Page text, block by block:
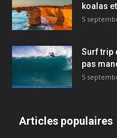
koalas
5
Surf trip
pas
5
Articles populaires